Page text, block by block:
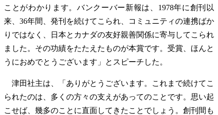
ことがわかります。バンクーバー新報は、1978年に創刊以
来、36年間、発刊を続けてこられ、コミュニティの連携ばか
りではなく、日本とカナダの友好親善関係に寄与してこられ
ました。その功績をたたえたものが本賞です。受賞、ほんと
うにおめでとうございます」とスピーチした。
津田社主は、「ありがとうございます。これまで続けてこ
られたのは、多くの方々の支えがあってのことです。思い起
こせば、幾多のことに直面してきたことでしょう。創刊間も